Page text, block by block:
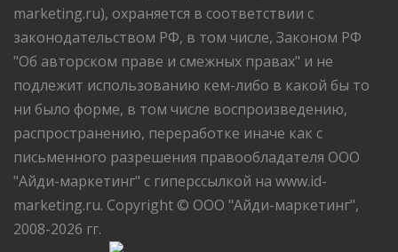
marketing.ru), охраняется в соответствии с
законодательством РФ, в том числе, Законом РФ
"Об авторском праве и смежных правах" и не
подлежит использованию кем-либо в какой бы то
ни было форме, в том числе воспроизведению,
распространению, переработке иначе как с
письменного разрешения правообладателя ООО
"Айди-маркетинг" с гиперссылкой на www.id-
marketing.ru. Copyright © ООО "Айди-маркетинг",
2008-2026 гг.